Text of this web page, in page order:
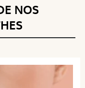
1
0
NOS